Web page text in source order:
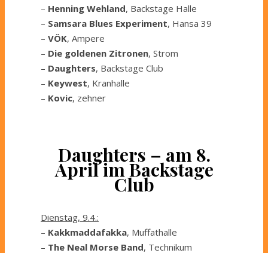
– Henning Wehland, Backstage Halle
– Samsara Blues Experiment, Hansa 39
– VÖK, Ampere
– Die goldenen Zitronen, Strom
– Daughters, Backstage Club
– Keywest, Kranhalle
– Kovic, zehner
Daughters – am 8.
April im Backstage
Club
Dienstag, 9.4.:
– Kakkmaddafakka, Muffathalle
– The Neal Morse Band, Technikum